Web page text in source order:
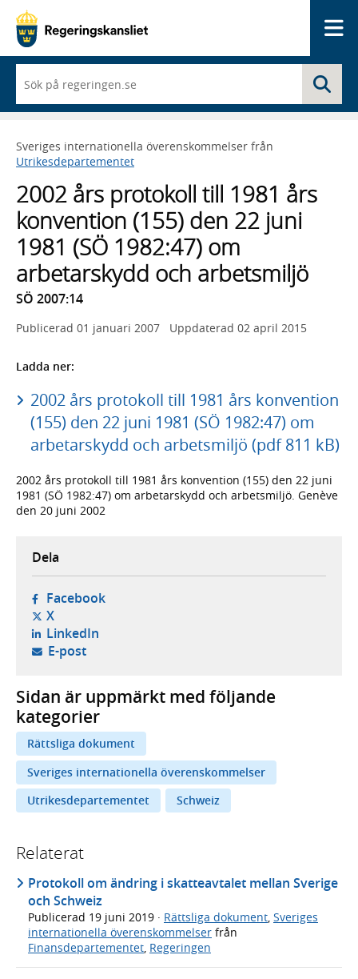
du
börjar
skriva
framträder
en
med
sökförslag
Sveriges internationella överenskommelser från
Utrikesdepartementet
2002 års protokoll till 1981 års
konvention (155) den 22 juni
1981 (SÖ 1982:47) om
arbetarskydd och arbetsmiljö
SÖ 2007:14
Publicerad 01 januari 2007 Uppdaterad 02 april 2015
Ladda ner:
2002 års protokoll till 1981 års konvention
(155) den 22 juni 1981 (SÖ 1982:47) om
arbetarskydd och arbetsmiljö (pdf 811 kB)
2002 års protokoll till 1981 års konvention (155) den 22 juni
1981 (SÖ 1982:47) om arbetarskydd och arbetsmiljö. Genève
den 20 juni 2002
Dela
Facebook- öppnas i ny flik, extern webbplats,
X- öppnas i ny flik, extern webbplats,
LinkedIn- öppnas i ny flik, extern webbplats,
E-post- öppnar din e-postklient,
Sidan är uppmärkt med följande
kategorier
Rättsliga dokument
Sveriges internationella överenskommelser
Utrikesdepartementet
Schweiz
Relaterat
Protokoll om ändring i skatteavtalet mellan Sverige
och Schweiz
Publicerad 19 juni 2019 · Rättsliga dokument Sveriges
internationella överenskommelser från
Finansdepartementet Regeringen